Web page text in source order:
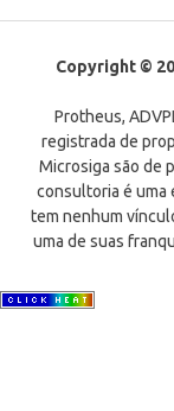
Copyright ©
Protheus,
registrada de
Microsiga são de
consultoria é uma
tem nenhum
uma de suas